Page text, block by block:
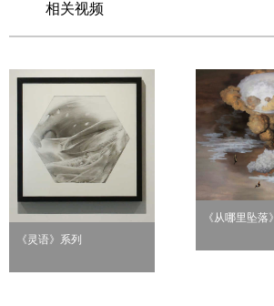
相关视频
《灵语》系列
《从哪里坠落》